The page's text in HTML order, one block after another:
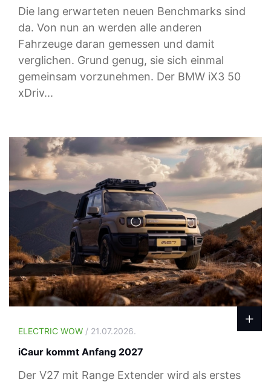
Die lang erwarteten neuen Benchmarks sind
da. Von nun an werden alle anderen
Fahrzeuge daran gemessen und damit
verglichen. Grund genug, sie sich einmal
gemeinsam vorzunehmen. Der BMW iX3 50
xDriv...
ELECTRIC WOW / 21.07.2026.
iCaur kommt Anfang 2027
Der V27 mit Range Extender wird als erstes